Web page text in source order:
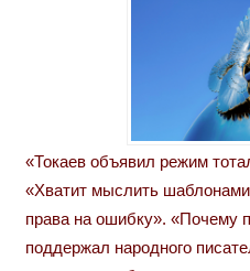
«Токаев объявил режим
«Хватит мыслить
права на ошибку». «Почему
поддержал народного